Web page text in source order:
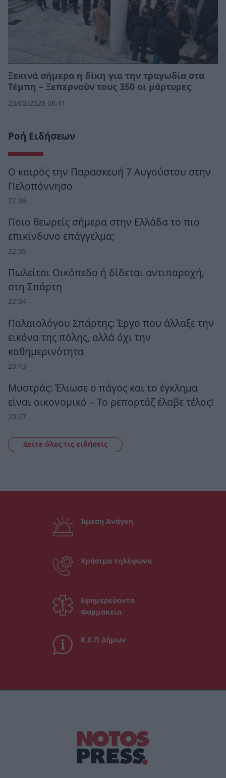
Ξεκινά σήμερα η δίκη για την τραγωδία στα
Τέμπη – Ξεπερνούν τους 350 οι μάρτυρες
23/03/2026 08:41
Ροή Ειδήσεων
Ο καιρός την Παρασκευή 7 Αυγούστου στην
Πελοπόννησο
22:36
Ποιο θεωρείς σήμερα στην Ελλάδα το πιο
επικίνδυνο επάγγελμα;
22:35
Πωλείται Οικόπεδο ή δίδεται αντιπαροχή,
στη Σπάρτη
22:34
Παλαιολόγου Σπάρτης: Έργο που άλλαξε την
εικόνα της πόλης, αλλά όχι την
καθημερινότητα
20:43
Μυστράς: Έλιωσε ο πάγος και το έγκλημα
είναι οικονομικό – Το ρεπορτάζ έλαβε τέλος!
20:27
Δείτε όλες τις ειδήσεις
Άμεση Ανάγκη
Χρήσιμα τηλέφωνα
Εφημερεύοντα
Φαρμακεία
Κ.Ε.Π Δήμων